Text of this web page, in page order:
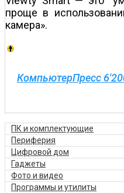
проще в
камера».
КомпьютерПресс
ПК и комплектующие
Периферия
Цифровой дом
Гаджеты
Фото и видео
Программы и утилиты